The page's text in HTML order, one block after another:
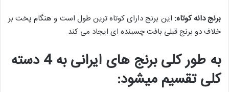
برنج دانه کوتاه: این برنج دارای کوتاه ترین طول است و هنگام پخت بر
خلاف دو برنج قبلی بافت چسبنده ای ایجاد می کند.
به طور کلی برنج های ایرانی به 4 دسته
کلی تقسیم میشود: